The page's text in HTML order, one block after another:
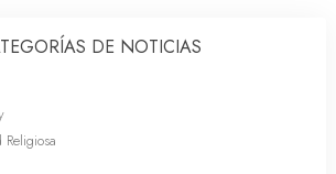
DE NOTICIAS